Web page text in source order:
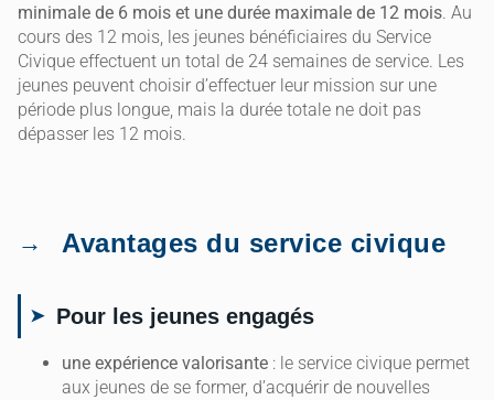
minimale de 6 mois et une durée maximale de 12 mois. Au
cours des 12 mois, les jeunes bénéficiaires du Service
Civique effectuent un total de 24 semaines de service. Les
jeunes peuvent choisir d’effectuer leur mission sur une
période plus longue, mais la durée totale ne doit pas
dépasser les 12 mois.
Avantages du service civique
Pour les jeunes engagés
une expérience valorisante : le service civique permet
aux jeunes de se former, d’acquérir de nouvelles